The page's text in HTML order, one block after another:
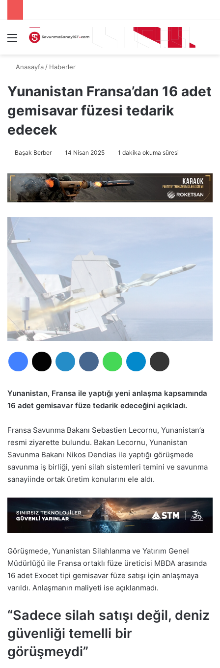
Menü
Anasayfa / Haberler
Yunanistan Fransa’dan 16 adet
gemisavar füzesi tedarik
edecek
Başak Berber 14 Nisan 2025 1 dakika okuma süresi
Yunanistan, Fransa ile yaptığı yeni anlaşma kapsamında
16 adet gemisavar füze tedarik edeceğini açıkladı.
Fransa Savunma Bakanı Sebastien Lecornu, Yunanistan’a
resmi ziyarette bulundu. Bakan Lecornu, Yunanistan
Savunma Bakanı Nikos Dendias ile yaptığı görüşmede
savunma iş birliği, yeni silah sistemleri temini ve savunma
sanayiinde ortak üretim konularını ele aldı.
Görüşmede, Yunanistan Silahlanma ve Yatırım Genel
Müdürlüğü ile Fransa ortaklı füze üreticisi MBDA arasında
16 adet Exocet tipi gemisavar füze satışı için anlaşmaya
varıldı. Anlaşmanın maliyeti ise açıklanmadı.
“Sadece silah satışı değil, deniz
güvenliği temelli bir
görüşmeydi”